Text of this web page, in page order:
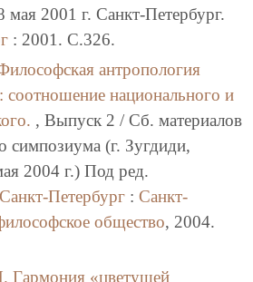
мая 2001 г. Санкт-Петербург.
: 2001. C.326.
антропология
соотношение национального и
, Выпуск 2 / Сб. материалов
симпозиума (г. Зугдиди,
2004 г.) Под ред.
Санкт-Петербург: Санкт-
общество, 2004.
Гармония «цветущей